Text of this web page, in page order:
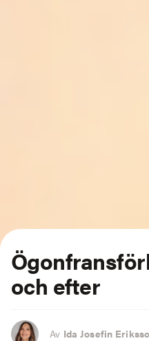
och efter
Av Ida Josefin